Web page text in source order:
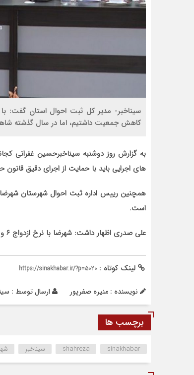
کاهش جمعیت داشتیم، اما در سال گذشته شاهد رشد 3 و 75 صدم درصدی
به گزارش روز دوشنبه سیناخبرحسین غفرانی
های اجرایی باید با حمایت از اجرای دقیق قانون
است.
علی صدری اظهار داشت: شهرضا با نرخ ازدواج ۶ و ۸۹ صدم، رتبه سوم استان است.
لینک کوتاه : https://sinakhabar.ir/?p=5020
نویسنده : منیره صفرپور ارسال توسط :
برچسب ها
shahreza sinakhabar سیناخبر